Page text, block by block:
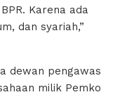
Karena ada
dan syariah,”
dewan pengawas
milik Pemko